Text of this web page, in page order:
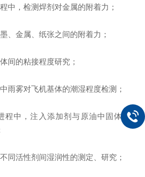
，检测焊剂对金属的附着力；
金属、纸张之间的附着力；
的粘接程度研究；
雾对飞机基体的潮湿程度检测；
中，注入添加剂与原油中固体前进
活性剂间湿润性的测定、研究；